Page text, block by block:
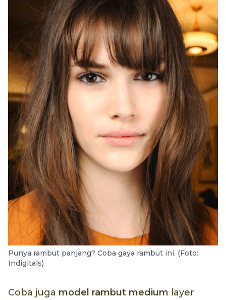
Punya rambut panjang? Coba gaya rambut ini. (Foto:
Indigitals)
Coba juga model rambut medium layer